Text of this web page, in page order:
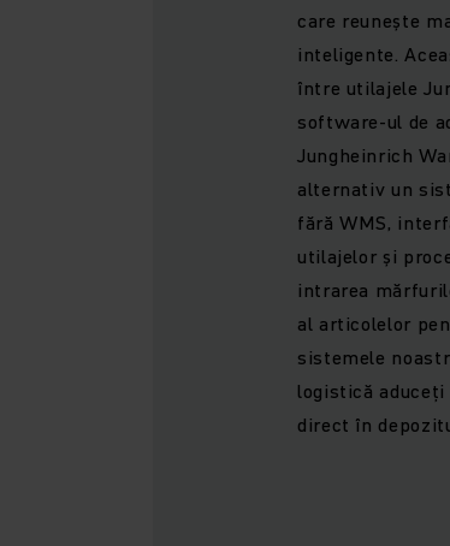
care reunește
inteligente.
între utilajele
software-ul de
Jungheinrich
alternativ un
fără WMS,
utilajelor și
intrarea
al articolelor
sistemele
logistică
direct în